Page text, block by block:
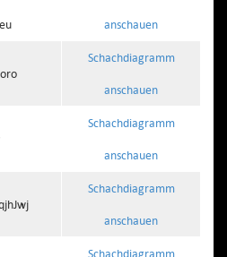
anschauen
Schachdiagramm
anschauen
Schachdiagramm
anschauen
Schachdiagramm
anschauen
Schachdiagramm